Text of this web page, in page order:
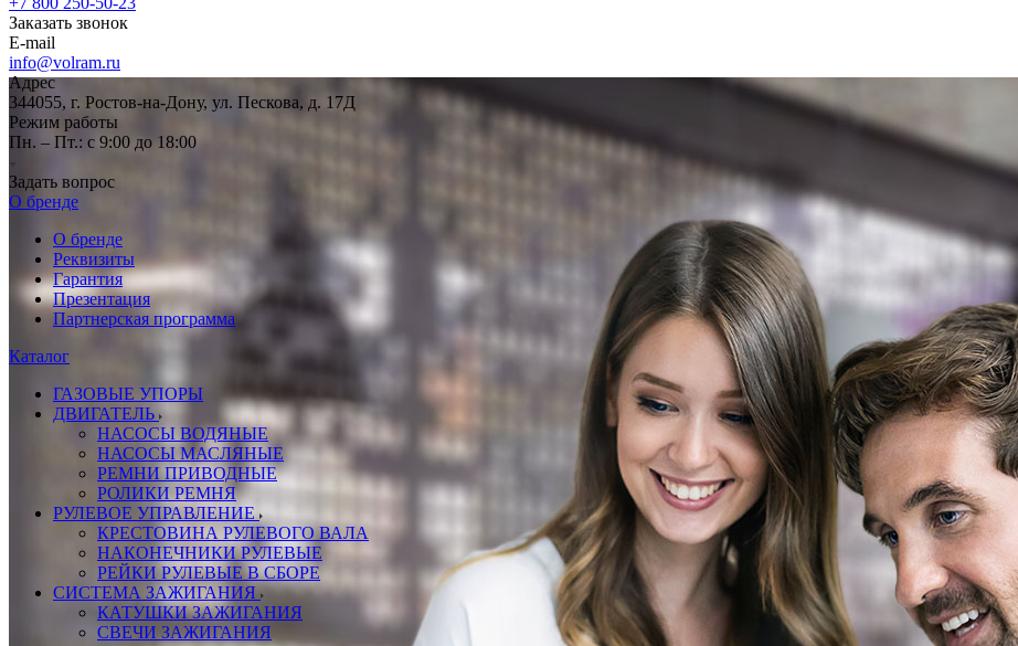
Заказать звонок
E-mail
info@volram.ru
Адрес
344055, г. Ростов-на-Дону, ул. Пескова, д. 17Д
Режим работы
Пн. – Пт.: с 9:00 до 18:00
Задать вопрос
О бренде
О бренде
Реквизиты
Гарантия
Презентация
Партнерская программа
Каталог
ГАЗОВЫЕ УПОРЫ
ДВИГАТЕЛЬ
НАСОСЫ ВОДЯНЫЕ
НАСОСЫ МАСЛЯНЫЕ
РЕМНИ ПРИВОДНЫЕ
РОЛИКИ РЕМНЯ
РУЛЕВОЕ УПРАВЛЕНИЕ
КРЕСТОВИНА РУЛЕВОГО ВАЛА
НАКОНЕЧНИКИ РУЛЕВЫЕ
РЕЙКИ РУЛЕВЫЕ В СБОРЕ
СИСТЕМА ЗАЖИГАНИЯ
КАТУШКИ ЗАЖИГАНИЯ
СВЕЧИ ЗАЖИГАНИЯ